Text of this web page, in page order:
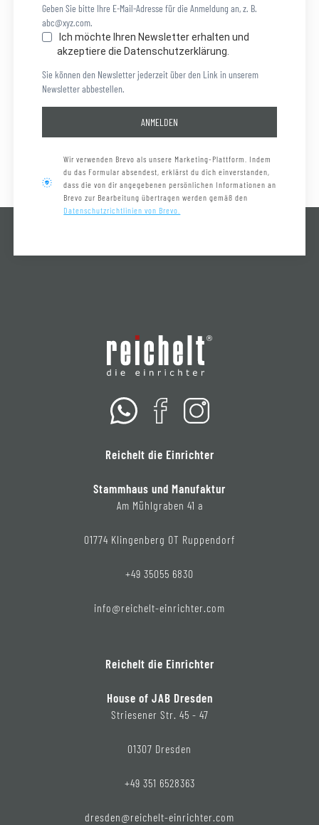
Geben Sie bitte Ihre E-Mail-Adresse für die Anmeldung an, z. B.
abc@xyz.com.
Ich möchte Ihren Newsletter erhalten und
akzeptiere die Datenschutzerklärung.
Sie können den Newsletter jederzeit über den Link in unserem
Newsletter abbestellen.
ANMELDEN
Wir verwenden Brevo als unsere Marketing-Plattform. Indem
du das Formular absendest, erklärst du dich einverstanden,
dass die von dir angegebenen persönlichen Informationen an
Brevo zur Bearbeitung übertragen werden gemäß den
Datenschutzrichtlinien von Brevo.
Reichelt die Einrichter
Stammhaus und Manufaktur
Am Mühlgraben 41 a
01774 Klingenberg OT Ruppendorf
+49 35055 6830
info@reichelt-einrichter.com
Reichelt die Einrichter
House of JAB Dresden
Striesener Str. 45 - 47
01307 Dresden
+49 351 6528363
dresden@reichelt-einrichter.com